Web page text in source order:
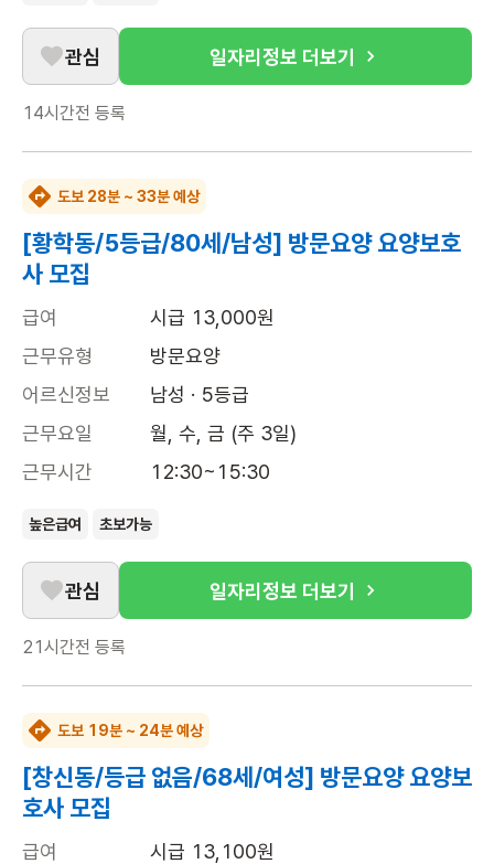
관심 일자리정보 더보기
14시간전 등록
도보 28분 ~ 33분 예상
[황학동/5등급/80세/남성] 방문요양 요양보호
사 모집
급여
시급 13,000원
근무유형
방문요양
어르신정보
남성 · 5등급
근무요일
월, 수, 금 (주 3일)
근무시간
12:30~15:30
높은급여 초보가능
관심 일자리정보 더보기
21시간전 등록
도보 19분 ~ 24분 예상
[창신동/등급 없음/68세/여성] 방문요양 요양보
호사 모집
급여
시급 13,100원